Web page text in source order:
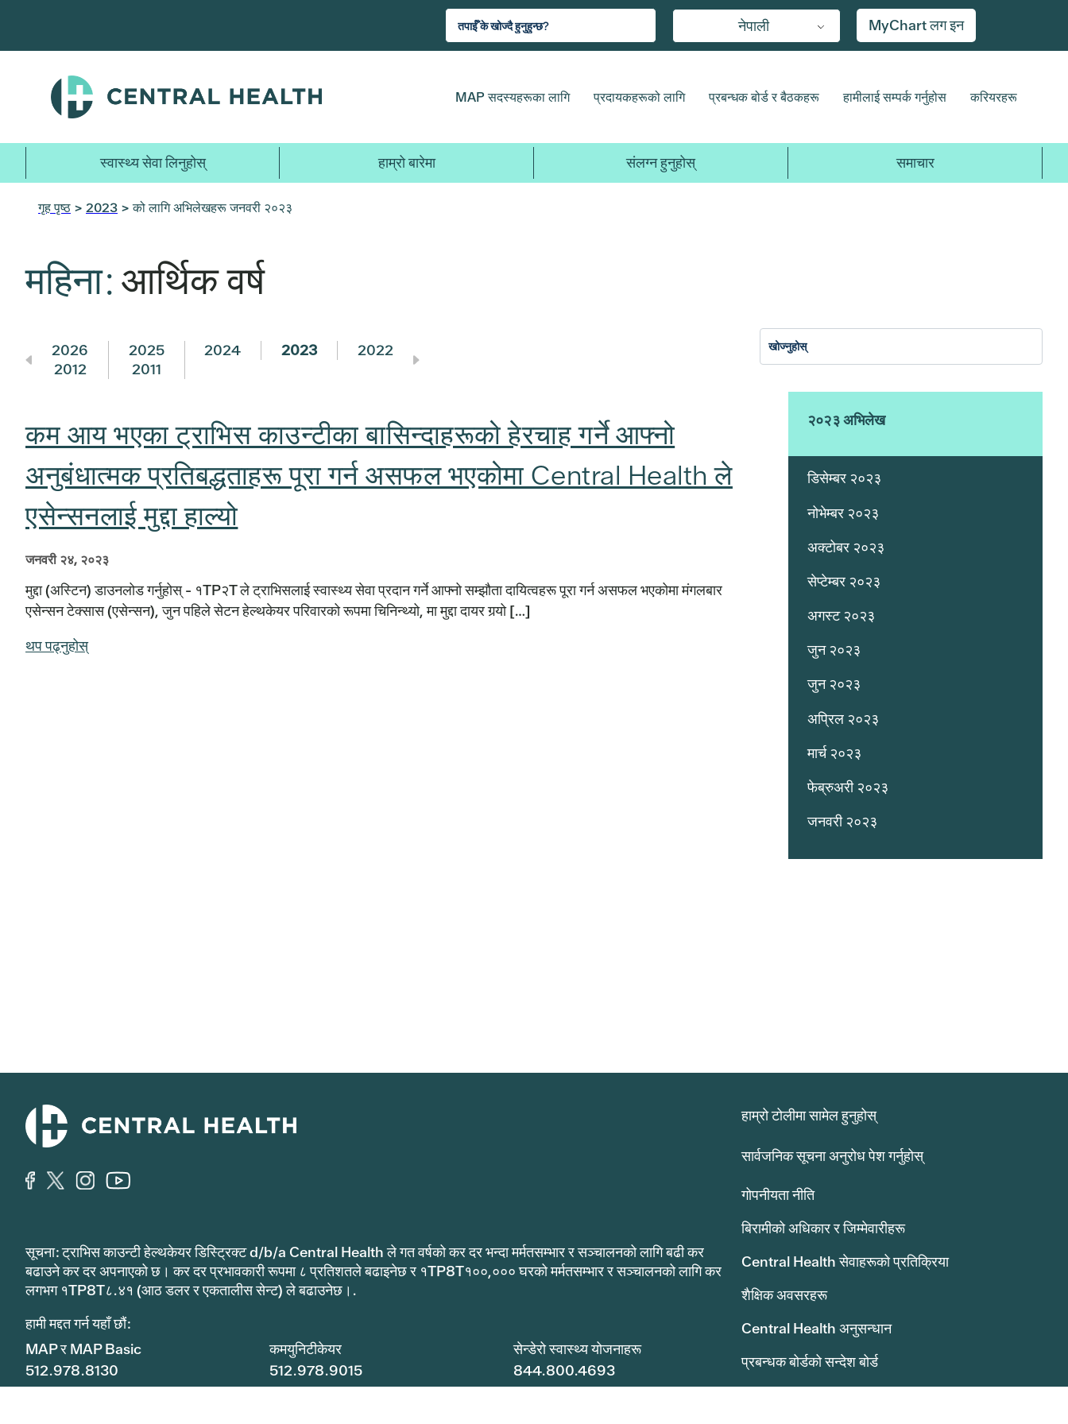
जानुहोस्
नेपाली MyChart लग इन
MAP सदस्यहरूका लागि प्रदायकहरूको लागि प्रबन्धक बोर्ड र बैठकहरू हामीलाई सम्पर्क गर्नुहोस करियरहरू
स्वास्थ्य सेवा लिनुहोस् हाम्रो बारेमा संलग्न हुनुहोस् समाचार
गृह पृष्ठ > 2023 > को लागि अभिलेखहरू जनवरी २०२३
महिना:आर्थिक वर्ष
2026 2025 2024 2023 2022 2017
2012
2011
कम आय भएका ट्राभिस काउन्टीका बासिन्दाहरूको हेरचाह गर्ने आफ्नो
अनुबंधात्मक प्रतिबद्धताहरू पूरा गर्न असफल भएकोमा Central Health ले
एसेन्सनलाई मुद्दा हाल्यो
जनवरी २४, २०२३
मुद्दा (अस्टिन) डाउनलोड गर्नुहोस् - १TP२T ले ट्राभिसलाई स्वास्थ्य सेवा प्रदान गर्ने आफ्नो सम्झौता दायित्वहरू पूरा गर्न असफल भएकोमा मंगलबार
एसेन्सन टेक्सास (एसेन्सन), जुन पहिले सेटन हेल्थकेयर परिवारको रूपमा चिनिन्थ्यो, मा मुद्दा दायर गर्‍यो […]
थप पढ्नुहोस्
२०२३ अभिलेख
डिसेम्बर २०२३
नोभेम्बर २०२३
अक्टोबर २०२३
सेप्टेम्बर २०२३
अगस्ट २०२३
जुन २०२३
जुन २०२३
अप्रिल २०२३
मार्च २०२३
फेब्रुअरी २०२३
जनवरी २०२३
सूचना: ट्राभिस काउन्टी हेल्थकेयर डिस्ट्रिक्ट d/b/a Central Health ले गत वर्षको कर दर भन्दा मर्मतसम्भार र सञ्चालनको लागि बढी कर
बढाउने कर दर अपनाएको छ। कर दर प्रभावकारी रूपमा ८ प्रतिशतले बढाइनेछ र १TP8T१००,००० घरको मर्मतसम्भार र सञ्चालनको लागि कर
लगभग १TP8T८.४१ (आठ डलर र एकतालीस सेन्ट) ले बढाउनेछ।.
हामी मद्दत गर्न यहाँ छौं:
MAP र MAP Basic
512.978.8130
कमयुनिटीकेयर
512.978.9015
सेन्डेरो स्वास्थ्य योजनाहरू
844.800.4693
हाम्रो टोलीमा सामेल हुनुहोस्
सार्वजनिक सूचना अनुरोध पेश गर्नुहोस्
गोपनीयता नीति
बिरामीको अधिकार र जिम्मेवारीहरू
Central Health सेवाहरूको प्रतिक्रिया
शैक्षिक अवसरहरू
Central Health अनुसन्धान
प्रबन्धक बोर्डको सन्देश बोर्ड